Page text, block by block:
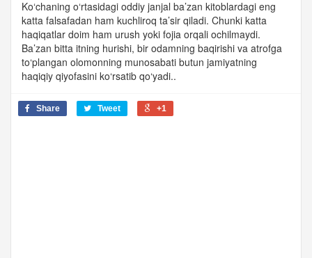
Ko‘chaning o‘rtasidagi oddiy janjal ba’zan kitoblardagi eng
katta falsafadan ham kuchliroq ta’sir qiladi. Chunki katta
haqiqatlar doim ham urush yoki fojia orqali ochilmaydi.
Ba’zan bitta itning hurishi, bir odamning baqirishi va atrofga
to‘plangan olomonning munosabati butun jamiyatning
haqiqiy qiyofasini ko‘rsatib qo‘yadi..
Share Tweet +1